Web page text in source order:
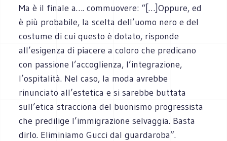
Ma è il finale a…. commuovere: “[…]Oppure, ed
è più probabile, la scelta dell’uomo nero e del
costume di cui questo è dotato, risponde
all’esigenza di piacere a coloro che predicano
con passione l’accoglienza, l’integrazione,
l’ospitalità. Nel caso, la moda avrebbe
rinunciato all’estetica e si sarebbe buttata
sull’etica stracciona del buonismo progressista
che predilige l’immigrazione selvaggia. Basta
dirlo. Eliminiamo Gucci dal guardaroba”.